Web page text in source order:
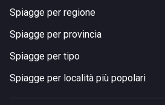
Spiagge per regione
Spiagge per provincia
Spiagge per tipo
Spiagge per località più popolari